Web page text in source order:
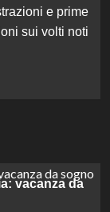
e prime
sui volti noti
vacanza da